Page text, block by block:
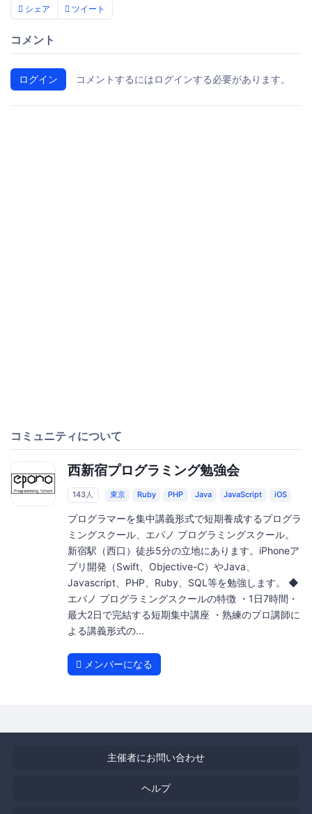
シェア ツイート
コメント
ログイン コメントするにはログインする必要があります。
コミュニティについて
西新宿プログラミング勉強会
143人 東京 Ruby PHP Java JavaScript iOS
プログラマーを集中講義形式で短期養成するプログラ
ミングスクール、エパノ プログラミングスクール。
新宿駅（西口）徒歩5分の立地にあります。iPhoneア
プリ開発（Swift、Objective-C）やJava、
Javascript、PHP、Ruby、SQL等を勉強します。 ◆
エパノ プログラミングスクールの特徴 ・1日7時間・
最大2日で完結する短期集中講座 ・熟練のプロ講師に
よる講義形式の...
メンバーになる
主催者にお問い合わせ
ヘルプ